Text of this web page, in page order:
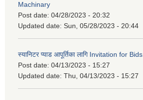
Machinary
Post date: 04/28/2023 - 20:32
Updated date: Sun, 05/28/2023 - 20:44
स्यानिटर प्याड आपूर्तिका लागि Invitation for Bids.
Post date: 04/13/2023 - 15:27
Updated date: Thu, 04/13/2023 - 15:27